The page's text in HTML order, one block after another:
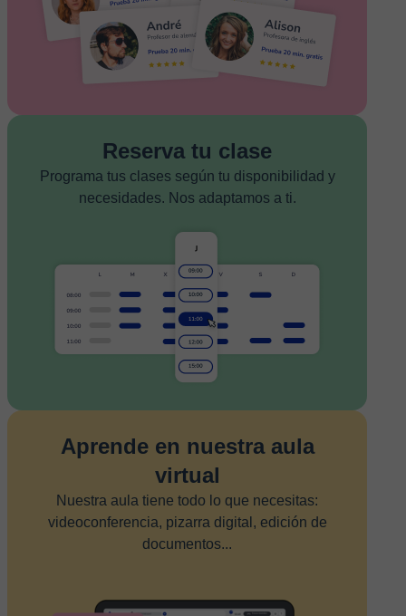
Reserva tu clase
Programa tus clases según tu disponibilidad y
necesidades. Nos adaptamos a ti.
Aprende en nuestra aula
virtual
Nuestra aula tiene todo lo que necesitas:
videoconferencia, pizarra digital, edición de
documentos...